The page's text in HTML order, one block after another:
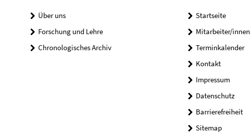
Über uns
Forschung und Lehre
Chronologisches Archiv
Startseite
Mitarbeiter/innen
Terminkalender
Kontakt
Impressum
Datenschutz
Barrierefreiheit
Sitemap